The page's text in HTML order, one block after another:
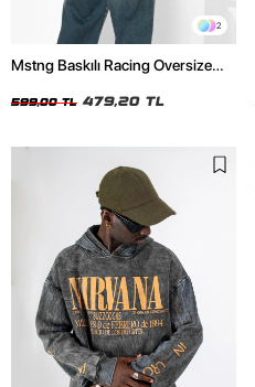
2
Mstng Baskılı Racing Oversize
599,00 TL 479,20 TL